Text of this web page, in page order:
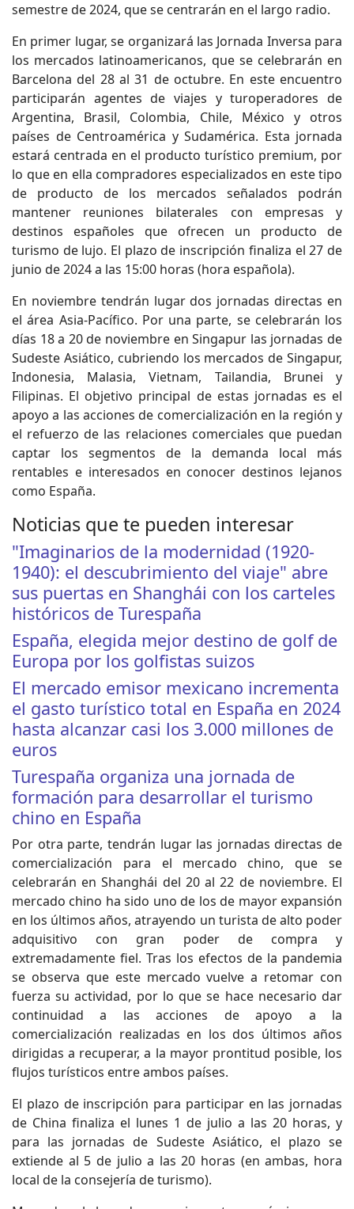
semestre de 2024, que se centrarán en el largo radio.
En primer lugar, se organizará las Jornada Inversa para
los mercados latinoamericanos, que se celebrarán en
Barcelona del 28 al 31 de octubre. En este encuentro
participarán agentes de viajes y turoperadores de
Argentina, Brasil, Colombia, Chile, México y otros
países de Centroamérica y Sudamérica. Esta jornada
estará centrada en el producto turístico premium, por
lo que en ella compradores especializados en este tipo
de producto de los mercados señalados podrán
mantener reuniones bilaterales con empresas y
destinos españoles que ofrecen un producto de
turismo de lujo. El plazo de inscripción finaliza el 27 de
junio de 2024 a las 15:00 horas (hora española).
En noviembre tendrán lugar dos jornadas directas en
el área Asia-Pacífico. Por una parte, se celebrarán los
días 18 a 20 de noviembre en Singapur las jornadas de
Sudeste Asiático, cubriendo los mercados de Singapur,
Indonesia, Malasia, Vietnam, Tailandia, Brunei y
Filipinas. El objetivo principal de estas jornadas es el
apoyo a las acciones de comercialización en la región y
el refuerzo de las relaciones comerciales que puedan
captar los segmentos de la demanda local más
rentables e interesados en conocer destinos lejanos
como España.
Noticias que te pueden interesar
"Imaginarios de la modernidad (1920-
1940): el descubrimiento del viaje" abre
sus puertas en Shanghái con los carteles
históricos de Turespaña
España, elegida mejor destino de golf de
Europa por los golfistas suizos
El mercado emisor mexicano incrementa
el gasto turístico total en España en 2024
hasta alcanzar casi los 3.000 millones de
euros
Turespaña organiza una jornada de
formación para desarrollar el turismo
chino en España
Por otra parte, tendrán lugar las jornadas directas de
comercialización para el mercado chino, que se
celebrarán en Shanghái del 20 al 22 de noviembre. El
mercado chino ha sido uno de los de mayor expansión
en los últimos años, atrayendo un turista de alto poder
adquisitivo con gran poder de compra y
extremadamente fiel. Tras los efectos de la pandemia
se observa que este mercado vuelve a retomar con
fuerza su actividad, por lo que se hace necesario dar
continuidad a las acciones de apoyo a la
comercialización realizadas en los dos últimos años
dirigidas a recuperar, a la mayor prontitud posible, los
flujos turísticos entre ambos países.
El plazo de inscripción para participar en las jornadas
de China finaliza el lunes 1 de julio a las 20 horas, y
para las jornadas de Sudeste Asiático, el plazo se
extiende al 5 de julio a las 20 horas (en ambas, hora
local de la consejería de turismo).